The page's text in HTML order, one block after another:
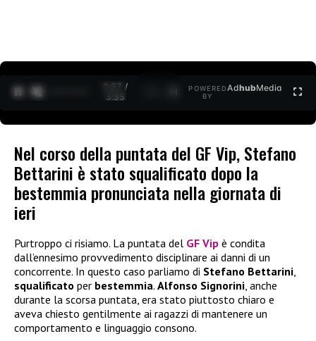
0:27 /
3:35
POWERED
BY
AdhubMedia
Nel corso della puntata del GF Vip, Stefano
Bettarini è stato squalificato dopo la
bestemmia pronunciata nella giornata di
ieri
Purtroppo ci risiamo. La puntata del GF Vip è condita
dall’ennesimo provvedimento disciplinare ai danni di un
concorrente. In questo caso parliamo di Stefano Bettarini,
squalificato per bestemmia. Alfonso Signorini, anche
durante la scorsa puntata, era stato piuttosto chiaro e
aveva chiesto gentilmente ai ragazzi di mantenere un
comportamento e linguaggio consono.